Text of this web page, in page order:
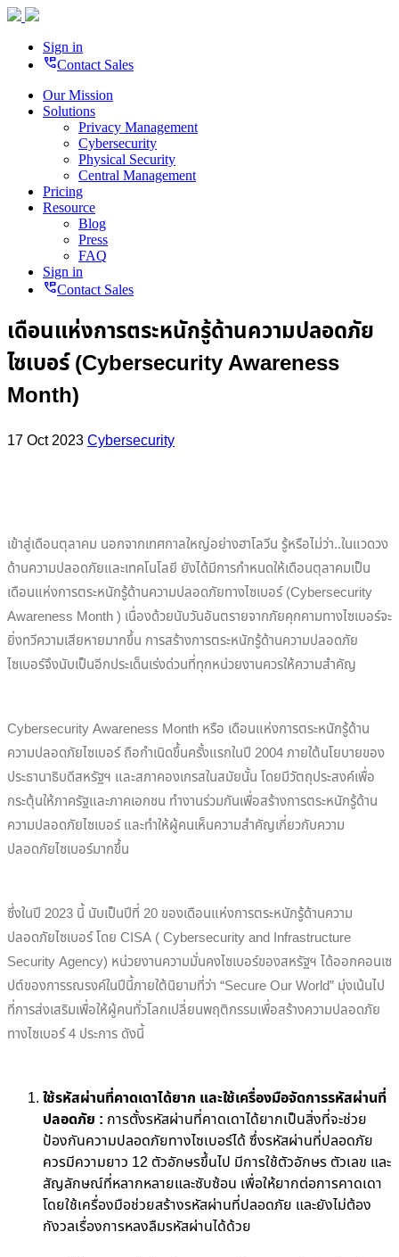
Sign in
perm_phone_msgContact Sales
Our Mission
Solutions
Privacy Management
Cybersecurity
Physical Security
Central Management
Pricing
Resource
Blog
Press
FAQ
Sign in
perm_phone_msgContact Sales
เดือนแห่งการตระหนักรู้ด้านความปลอดภัย
ไซเบอร์ (Cybersecurity Awareness
Month)
17 Oct 2023Cybersecurity
เข้าสู่เดือนตุลาคม นอกจากเทศกาลใหญ่อย่างฮาโลวีน รู้หรือไม่ว่า..ในแวดวง
ด้านความปลอดภัยและเทคโนโลยี ยังได้มีการกำหนดให้เดือนตุลาคมเป็น
เดือนแห่งการตระหนักรู้ด้านความปลอดภัยทางไซเบอร์ (Cybersecurity
Awareness Month ) เนื่องด้วยนับวันอันตรายจากภัยคุกคามทางไซเบอร์จะ
ยิ่งทวีความเสียหายมากขึ้น การสร้างการตระหนักรู้ด้านความปลอดภัย
ไซเบอร์จึงนับเป็นอีกประเด็นเร่งด่วนที่ทุกหน่วยงานควรให้ความสำคัญ
Cybersecurity Awareness Month หรือ เดือนแห่งการตระหนักรู้ด้าน
ความปลอดภัยไซเบอร์ ถือกำเนิดขึ้นครั้งแรกในปี 2004 ภายใต้นโยบายของ
ประธานาธิบดีสหรัฐฯ และสภาคองเกรสในสมัยนั้น โดยมีวัตถุประสงค์เพื่อ
กระตุ้นให้ภาครัฐและภาคเอกชน ทำงานร่วมกันเพื่อสร้างการตระหนักรู้ด้าน
ความปลอดภัยไซเบอร์ และทำให้ผู้คนเห็นความสำคัญเกี่ยวกับความ
ปลอดภัยไซเบอร์มากขึ้น
ซึ่งในปี 2023 นี้ นับเป็นปีที่ 20 ของเดือนแห่งการตระหนักรู้ด้านความ
ปลอดภัยไซเบอร์ โดย CISA ( Cybersecurity and Infrastructure
Security Agency) หน่วยงานความมั่นคงไซเบอร์ของสหรัฐฯ ได้ออกคอนเซ
ปต์ของการรณรงค์ในปีนี้ภายใต้นิยามที่ว่า “Secure Our World” มุ่งเน้นไป
ที่การส่งเสริมเพื่อให้ผู้คนทั่วโลกเปลี่ยนพฤติกรรมเพื่อสร้างความปลอดภัย
ทางไซเบอร์ 4 ประการ ดังนี้
ใช้รหัสผ่านที่คาดเดาได้ยาก และใช้เครื่องมือจัดการรหัสผ่านที่
ปลอดภัย : การตั้งรหัสผ่านที่คาดเดาได้ยากเป็นสิ่งที่จะช่วย
ป้องกันความปลอดภัยทางไซเบอร์ได้ ซึ่งรหัสผ่านที่ปลอดภัย
ควรมีความยาว 12 ตัวอักษรขึ้นไป มีการใช้ตัวอักษร ตัวเลข และ
สัญลักษณ์ที่หลากหลายและซับซ้อน เพื่อให้ยากต่อการคาดเดา
โดยใช้เครื่องมือช่วยสร้างรหัสผ่านที่ปลอดภัย และยังไม่ต้อง
กังวลเรื่องการหลงลืมรหัสผ่านได้ด้วย